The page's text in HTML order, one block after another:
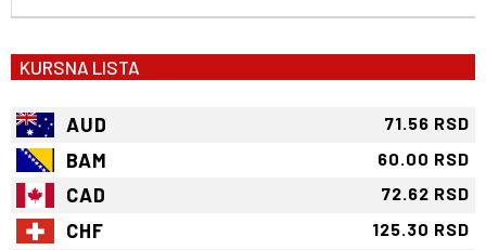
KURSNA LISTA
AUD 71.56 RSD
BAM 60.00 RSD
CAD 72.62 RSD
CHF 125.30 RSD